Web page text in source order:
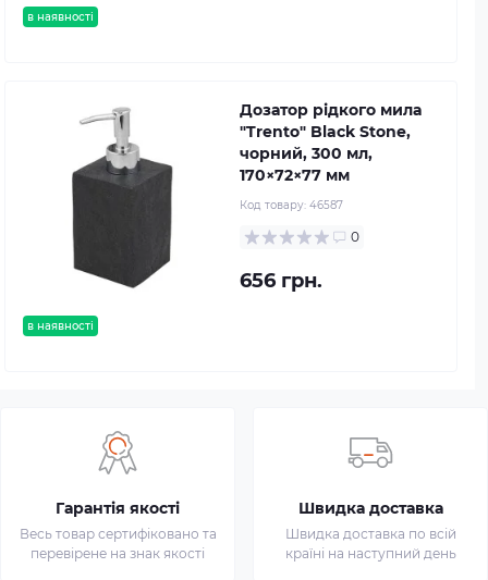
в наявності
в наявності
Дозатор рідкого мила
"Trento" Black Stone,
чорний, 300 мл,
170×72×77 мм
Код товару: 46587
0
656 грн.
Гарантія якості
Весь товар сертифіковано та
перевірене на знак якості
Швидка доставка
Швидка доставка по всій
країні на наступний день